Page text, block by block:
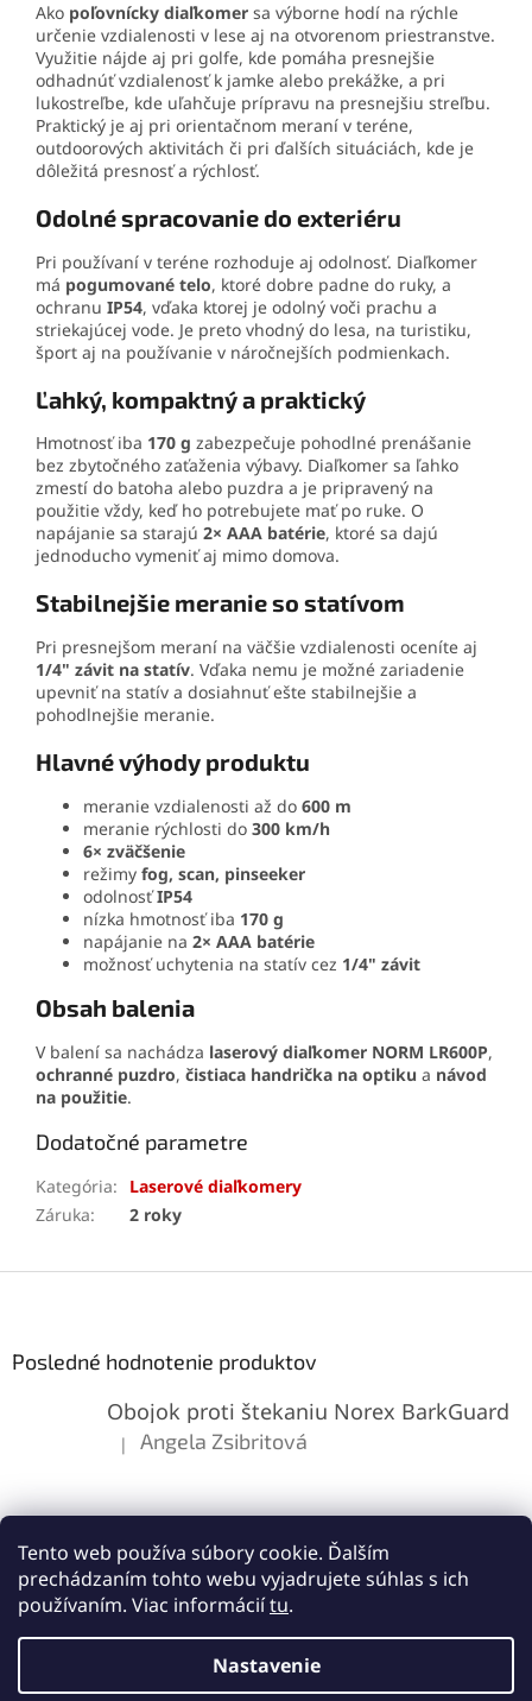
Tento web používa súbory cookie. Ďalším
prechádzaním tohto webu vyjadrujete súhlas s ich
používaním. Viac informáciítu.
Nastavenie
Ako poľovnícky diaľkomer sa výborne hodí na rýchle
určenie vzdialenosti v lese aj na otvorenom priestranstve.
Využitie nájde aj pri golfe, kde pomáha presnejšie
odhadnúť vzdialenosť k jamke alebo prekážke, a pri
lukostreľbe, kde uľahčuje prípravu na presnejšiu streľbu.
Praktický je aj pri orientačnom meraní v teréne,
outdoorových aktivitách či pri ďalších situáciách, kde je
dôležitá presnosť a rýchlosť.
Odolné spracovanie do exteriéru
Pri používaní v teréne rozhoduje aj odolnosť. Diaľkomer
má pogumované telo, ktoré dobre padne do ruky, a
ochranu IP54, vďaka ktorej je odolný voči prachu a
striekajúcej vode. Je preto vhodný do lesa, na turistiku,
šport aj na používanie v náročnejších podmienkach.
Ľahký, kompaktný a praktický
Hmotnosť iba 170 g zabezpečuje pohodlné prenášanie
bez zbytočného zaťaženia výbavy. Diaľkomer sa ľahko
zmestí do batoha alebo puzdra a je pripravený na
použitie vždy, keď ho potrebujete mať po ruke. O
napájanie sa starajú 2× AAA batérie, ktoré sa dajú
jednoducho vymeniť aj mimo domova.
Stabilnejšie meranie so statívom
Pri presnejšom meraní na väčšie vzdialenosti oceníte aj
1/4" závit na statív. Vďaka nemu je možné zariadenie
upevniť na statív a dosiahnuť ešte stabilnejšie a
pohodlnejšie meranie.
Hlavné výhody produktu
meranie vzdialenosti až do 600 m
meranie rýchlosti do 300 km/h
6× zväčšenie
režimy fog, scan, pinseeker
odolnosťIP54
nízka hmotnosť iba 170 g
napájanie na 2× AAA batérie
možnosť uchytenia na statív cez 1/4" závit
Obsah balenia
V balení sa nachádza laserový diaľkomer NORM LR600P,
ochranné puzdro, čistiaca handrička na optiku a návod
na použitie.
Dodatočné parametre
Kategória:
Laserové diaľkomery
Záruka: 2 roky
Posledné hodnotenie produktov
Obojok proti štekaniu Norex BarkGuard
Hodnotenie produktu je 5 z 5 hviezdičiek.
| Angela Zsibritová
Vytvoril Shoptet